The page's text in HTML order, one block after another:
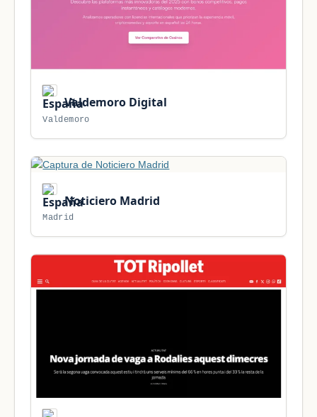
Valdemoro Digital
Valdemoro
Noticiero Madrid
Madrid